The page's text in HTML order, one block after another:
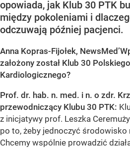
opowiada, jak Klub 30 PTK
między pokoleniami i
odczuwają później pacjenci.
Anna Kopras-Fijołek,
założony został Klub 30
Kardiologicznego?
Prof. dr. hab. n. med. i n. o zdr.
przewodniczący Klubu 30 PTK:
z inicjatywy prof. Leszka
po to, żeby jednoczyć środowisko
Chcemy wspólnie prowadzić